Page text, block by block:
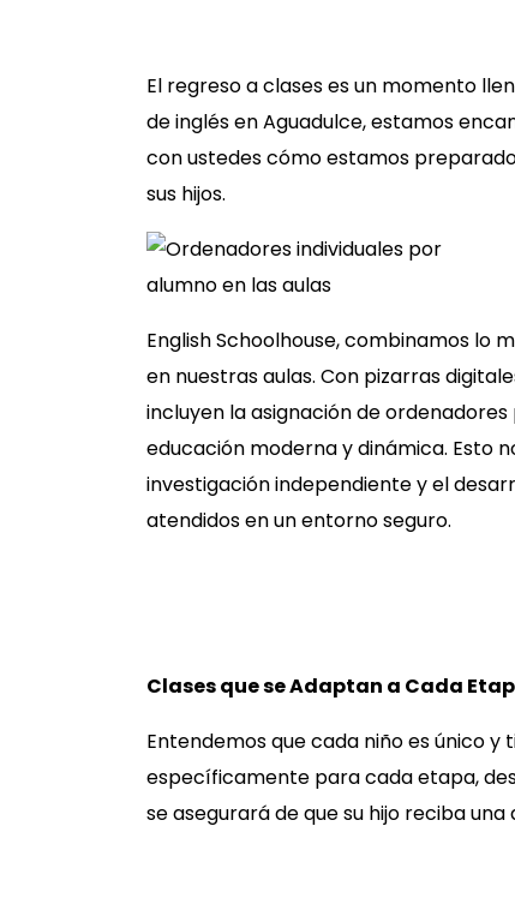
El regreso a clases es un momento
de inglés en Aguadulce, estamos
con ustedes cómo estamos
sus hijos.
English Schoolhouse, combinamos lo
en nuestras aulas. Con pizarras
incluyen la asignación de
educación moderna y dinámica. Esto
investigación independiente y el
atendidos en un entorno seguro.
Clases que se Adaptan a Cada
Entendemos que cada niño es único
específicamente para cada etapa,
se asegurará de que su hijo reciba